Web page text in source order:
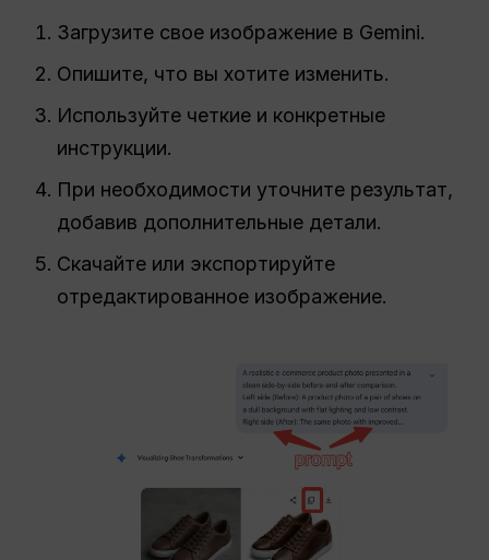
Загрузите свое изображение в Gemini.
Опишите, что вы хотите изменить.
Используйте четкие и конкретные
инструкции.
При необходимости уточните результат,
добавив дополнительные детали.
Скачайте или экспортируйте
отредактированное изображение.